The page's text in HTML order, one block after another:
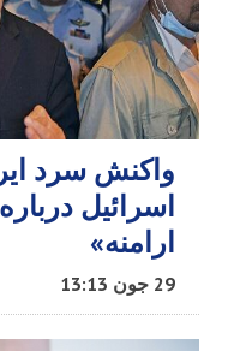
واکنش سرد
اسرائیل
ارامنه»
29 جون 13:13